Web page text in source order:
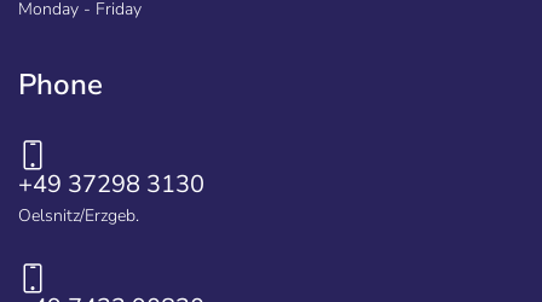
Monday - Friday
Phone
+49 37298 3130
Oelsnitz/Erzgeb.